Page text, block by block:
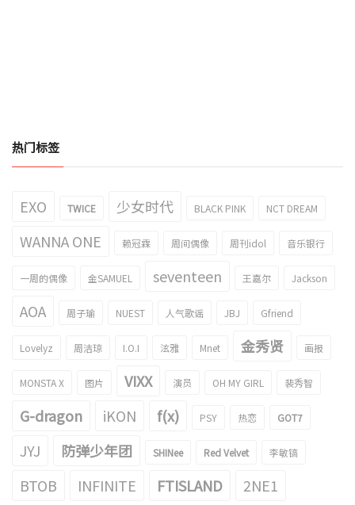
热门标签
EXO TWICE 少女时代 BLACK PINK NCT DREAM
WANNA ONE 赖冠霖 周间偶像 周刊idol 音乐银行
一周的偶像 金SAMUEL seventeen 王嘉尔 Jackson
AOA 周子瑜 NUEST 人气歌谣 JBJ Gfriend
Lovelyz 周洁琼 I.O.I 泫雅 Mnet 金秀贤 画报
MONSTA X 图片 VIXX 演员 OH MY GIRL 裴秀智
G-dragon iKON f(x) PSY 热恋 GOT7
JYJ 防弹少年团 SHINee Red Velvet 李敏镐
BTOB INFINITE FTISLAND
2NE1